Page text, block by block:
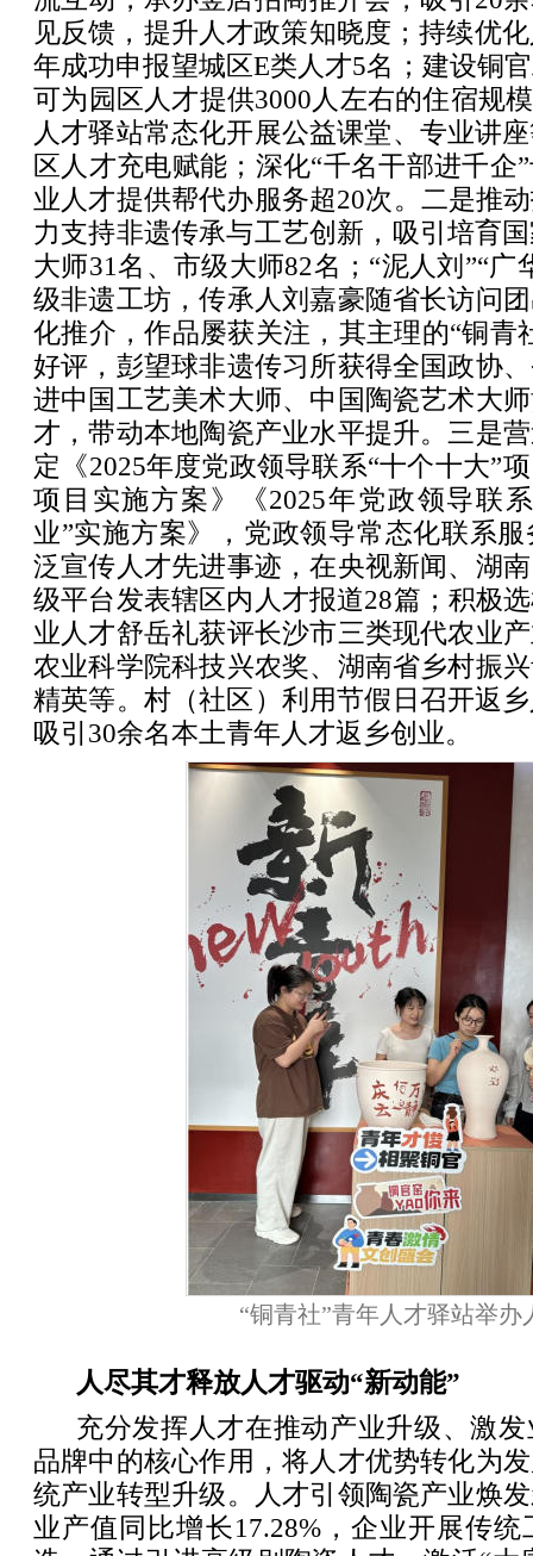
见反馈，提升人才政策知晓度；持续优
年成功申报望城区E类人才5名；建设铜
可为园区人才提供3000人左右的住宿规
人才驿站常态化开展公益课堂、专业讲
区人才充电赋能；深化“千名干部进千企
业人才提供帮代办服务超20次。二是推
力支持非遗传承与工艺创新，吸引培育
大师31名、市级大师82名；“泥人刘”“广
级非遗工坊，传承人刘嘉豪随省长访问
化推介，作品屡获关注，其主理的“铜青
好评，彭望球非遗传习所获得全国政协
进中国工艺美术大师、中国陶瓷艺术大
才，带动本地陶瓷产业水平提升。三是
定《2025年度党政领导联系“十个十大”
项目实施方案》《2025年党政领导联
业”实施方案》，党政领导常态化联系
泛宣传人才先进事迹，在央视新闻、湖
级平台发表辖区内人才报道28篇；积极
业人才舒岳礼获评长沙市三类现代农业
农业科学院科技兴农奖、湖南省乡村振
精英等。村（社区）利用节假日召开返
吸引30余名本土青年人才返乡创业。
“铜青社”青年人才驿站举办
人尽其才释放人才驱动“新动能”
充分发挥人才在推动产业升级、激
品牌中的核心作用，将人才优势转化为
统产业转型升级。人才引领陶瓷产业焕
业产值同比增长17.28%，企业开展传